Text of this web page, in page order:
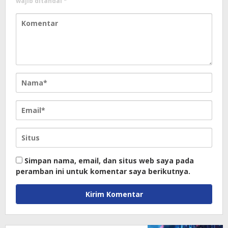
Simpan nama, email, dan situs web saya pada
peramban ini untuk komentar saya berikutnya.